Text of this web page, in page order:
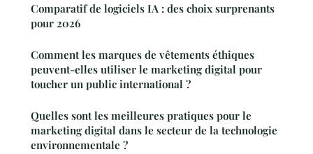
Comparatif de logiciels IA : des choix surprenants
pour 2026
Comment les marques de vêtements éthiques
peuvent-elles utiliser le marketing digital pour
toucher un public international ?
Quelles sont les meilleures pratiques pour le
marketing digital dans le secteur de la technologie
environnementale ?